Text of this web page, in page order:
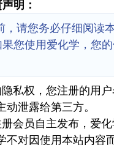
明：
，请您务必仔细阅读
您使用爱化学，您
私权，您注册的用
泄露给第三方。
会员自主发布，爱
不对因使用本站内容